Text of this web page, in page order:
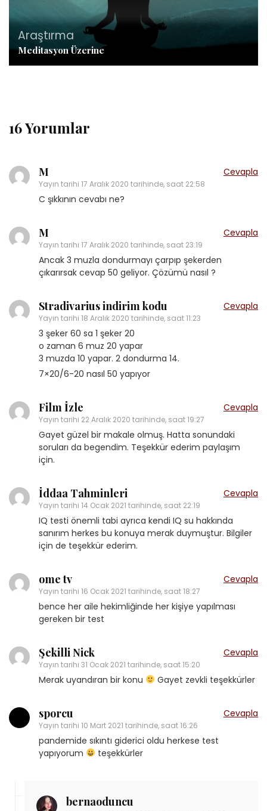
Araştırma
Meditasyon Üzerine
16 Yorumlar
M
Yayın tarihi 17 Aralık 2020 tarihinde, saat 22:58
Cevapla
C şıkkının cevabı ne?
M
Yayın tarihi 17 Aralık 2020 tarihinde, saat 23:19
Cevapla
Ancak 3 muzla dondurmayı çarpıp şekerden
çıkarırsak cevap 50 geliyor. Çözümü nasıl ?
Stradivarius indirim kodu
Yayın tarihi 18 Aralık 2020 tarihinde, saat 11:23
Cevapla
3 şeker 60 sa 1 şeker 20
o zaman 6 muz 20 yapar
3 muzda 10 yapar. 2 dondurma 14.
7×20/6-20 nasıl 50 yapıyor
Film İzle
Yayın tarihi 22 Aralık 2020 tarihinde, saat 19:27
Cevapla
Gayet güzel bir makale olmuş. Hatta sonundaki
soruları da begendim. Teşekkür ederim paylaşım
için.
İddaa Tahminleri
Yayın tarihi 14 Ocak 2021 tarihinde, saat 22:19
Cevapla
IQ testi önemli tabi ayrıca kendi IQ su hakkında
sanırım herkes bu konuya merak duymuştur. Bilgiler
için de teşekkür ederim.
ome tv
Yayın tarihi 16 Ocak 2021 tarihinde, saat 18:27
Cevapla
bence her aile hekimliğinde her kişiye yapılması
gereken bir test
Şekilli Nick
Yayın tarihi 31 Ocak 2021 tarihinde, saat 15:20
Cevapla
Merak uyandıran bir konu Gayet zevkli teşekkürler
sporcu
Yayın tarihi 10 Mart 2021 tarihinde, saat 16:26
Cevapla
pandemide sıkıntı giderici oldu herkese test
yapıyorum
teşekkürler
bernaoduncu